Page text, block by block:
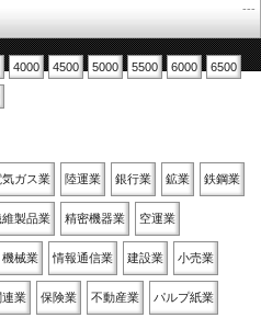
---
4000 4500 5000 5500 6000 6500
気ガス業 陸運業 銀行業 鉱業 鉄鋼業
維製品業 精密機器業 空運業
機械業 情報通信業 建設業 小売業
連業 保険業 不動産業 パルプ紙業